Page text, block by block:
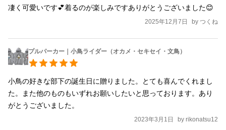
凄く可愛いです💕着るのが楽しみですありがとうございました😊
2025年12月7日 by つくね
プルパーカー｜小鳥ライダー（オカメ・セキセイ・文鳥）
小鳥の好きな部下の誕生日に贈りました。とても喜んでくれまし
た。また他のものもいずれお願いしたいと思っております。あり
がとうございました。
2023年3月1日 by rikonatsu12